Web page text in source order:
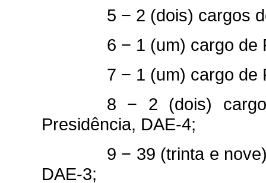
5 − 2 (dois) cargos
6 − 1 (um) cargo de
7 − 1 (um) cargo de
8 − 2 (dois)
Presidência, DAE-4;
9 − 39 (trinta e
DAE-3;